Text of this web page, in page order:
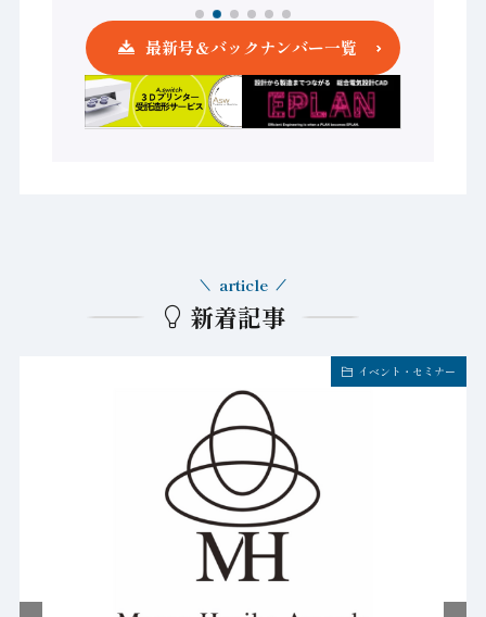
最新号＆バックナンバー一覧
新着記事
article
イベント・セミナー